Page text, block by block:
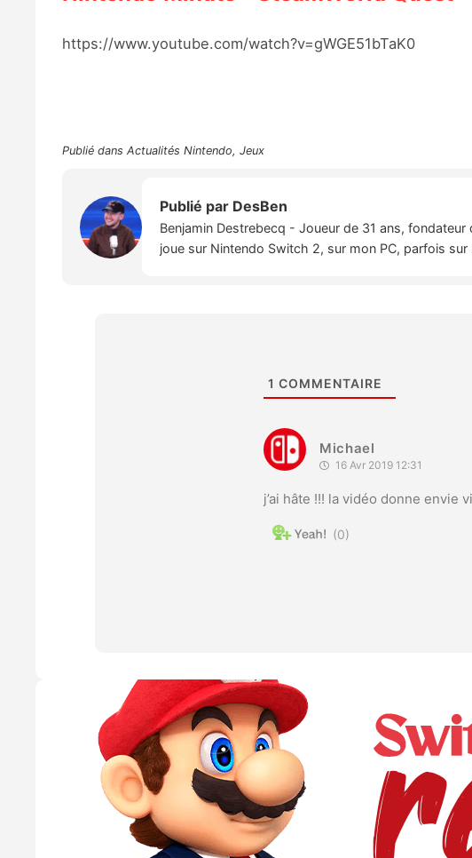
https://www.youtube.com/watch?v=gWGE51bTaK0
Publié dans Actualités Nintendo, Jeux
Publié par DesBen
Benjamin Destrebecq - Joueur de 31 ans,
joue sur Nintendo Switch 2, sur mon PC, parfois
1 COMMENTAIRE
Michael
16 Avr 2019 12:31
j’ai hâte !!! la vidéo donne envie
0